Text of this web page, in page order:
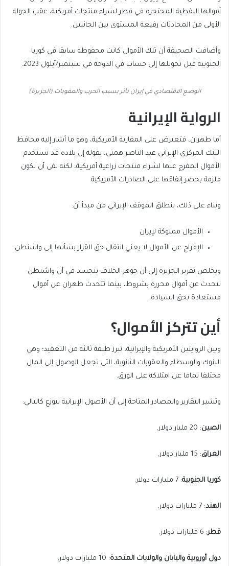
أموالها النفطية المحتجزة في قطر لشراء منتجات أمريكية، عقب الجولة
الأولى من المحادثات رفيعة المستوى بين الجانبين.
وأضافت الصحيفة أن تلك الأموال كانت محفوظة سابقا في كوريا
الجنوبية قبل تحويلها إلى حساب في الدوحة في سبتمبر/أيلول 2023.
الوضع الاقتصادي في إيران تأثر بسبب الحرب والعقوبات (الجزيرة)
الرواية الإيرانية
أما طهران، فتعترض على المقاربة الأمريكية، وهو ما أشار إليه محافظ
البنك المركزي الإيراني عبد الناصر همتي، بقوله إن بلاده قد تستخدم
الأموال المفرج عنها لشراء منتجات زراعية أمريكية، لكنه نفى أن تكون
ملزمة بحصر إنفاقها على الصادرات الأمريكية.
وبناء على ذلك، ينطلق الموقف الإيراني من مبدأ أن:
الأموال مملوكة لإيران
الإفراج عن الأموال لا يعني انتقال حق القرار بشأنها إلى واشنطن.
ويخلص تقرير الجزيرة إلى أن جوهر الخلاف يتجسد في أن واشنطن
تتحدث عن أموال محررة بشروط، بينما تتحدث طهران عن أموال
مستعادة بحق السيادة.
أين تتركز الأموال؟
وبين الروايتين الأمريكية والإيرانية، تبرز طبقة ثالثة من التعقيد؛ وهي
البنوك والوسطاء والعقوبات الثانوية، التي تجعل الوصول إلى المال
مختلفا تماما عن امتلاكه على الورق.
وتشير التقارير والمصادر المتاحة إلى أن الأصول الإيرانية تتوزع كالتالي:
الصين: 20 مليار دولار.
العراق: 15 مليار دولار.
كوريا الجنوبية: 7 مليارات دولار.
الهند: 7 مليارات دولار.
قطر: 6 مليارات دولار.
دول أوروبية واليابان والولايات المتحدة: 10 مليارات دولار.